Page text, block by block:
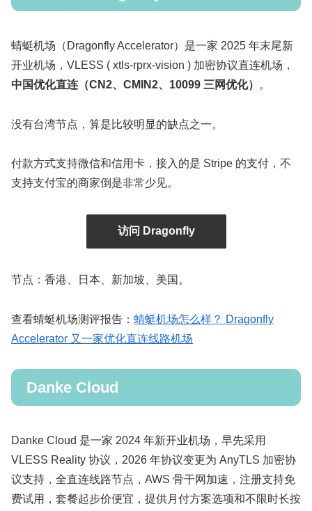
蜻蜓机场（Dragonfly Accelerator）是一家 2025 年末尾新
开业机场，VLESS ( xtls-rprx-vision ) 加密协议直连机场，
中国优化直连（CN2、CMIN2、10099 三网优化）
。
没有台湾节点，算是比较明显的缺点之一。
付款方式支持微信和信用卡，接入的是 Stripe 的支付，不
支持支付宝的商家倒是非常少见。
访问 Dragonfly
节点：香港、日本、新加坡、美国。
查看蜻蜓机场测评报告： 蜻蜓机场怎么样？ Dragonfly
Accelerator 又一家优化直连线路机场
Danke Cloud
Danke Cloud 是一家 2024 年新开业机场，早先采用
VLESS Reality 协议，2026 年协议变更为 AnyTLS 加密协
议支持，全直连线路节点，AWS 骨干网加速，注册支持免
费试用，套餐起步价便宜，提供月付方案选项和不限时长按